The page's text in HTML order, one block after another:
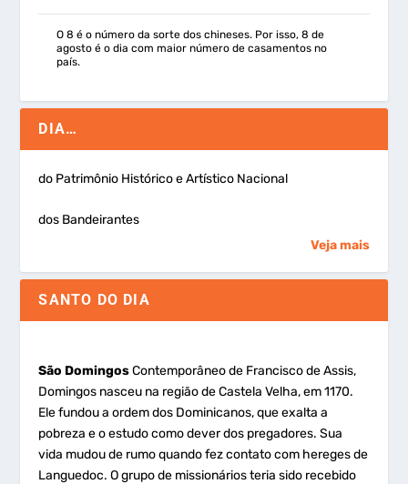
O 8 é o número da sorte dos chineses. Por isso, 8 de
agosto é o dia com maior número de casamentos no
país.
DIA…
do Patrimônio Histórico e Artístico Nacional
dos Bandeirantes
Veja mais
SANTO DO DIA
São DomingosContemporâneo de Francisco de Assis,
Domingos nasceu na região de Castela Velha, em 1170.
Ele fundou a ordem dos Dominicanos, que exalta a
pobreza e o estudo como dever dos pregadores. Sua
vida mudou de rumo quando fez contato com hereges de
Languedoc. O grupo de missionários teria sido recebido